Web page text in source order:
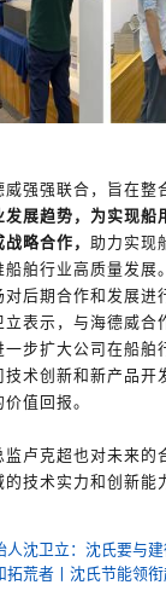
威强强联合，旨在整
发展趋势，为实现船
战略合作，助力实现
舶行业高质量发展。
后期合作和发展进
立表示，与海德威合
步扩大公司在船舶
技术创新和新产品开
值回报。
卢克超也对未来的
技术实力和创新能
人沈卫立：沈氏要与